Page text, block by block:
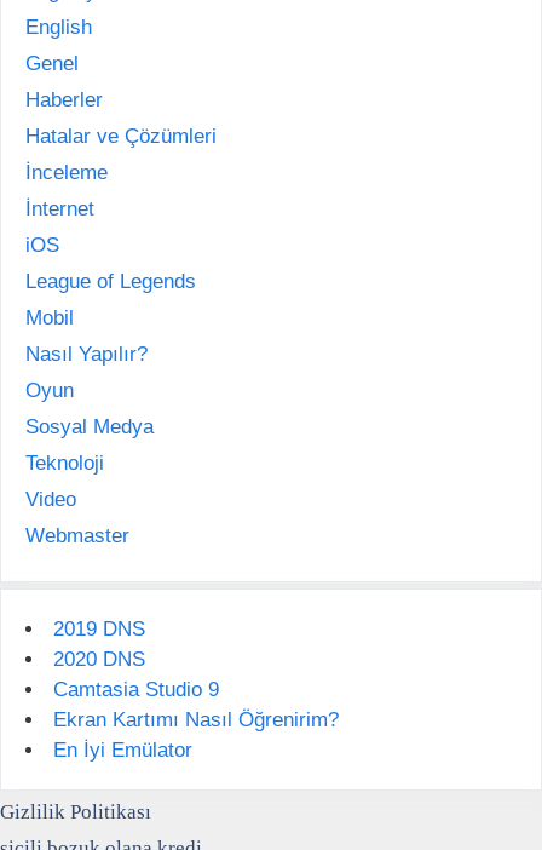
English
Genel
Haberler
Hatalar ve Çözümleri
İnceleme
İnternet
iOS
League of Legends
Mobil
Nasıl Yapılır?
Oyun
Sosyal Medya
Teknoloji
Video
Webmaster
2019 DNS
2020 DNS
Camtasia Studio 9
Ekran Kartımı Nasıl Öğrenirim?
En İyi Emülator
Gizlilik Politikası